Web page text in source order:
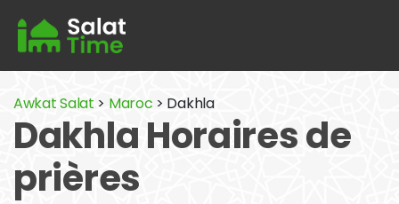
Awkat Salat > Maroc > Dakhla
Dakhla Horaires de
prières